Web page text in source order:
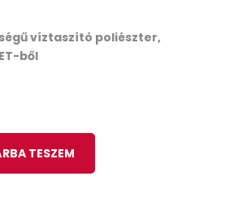
víztaszító poliészter,
ből
TESZEM